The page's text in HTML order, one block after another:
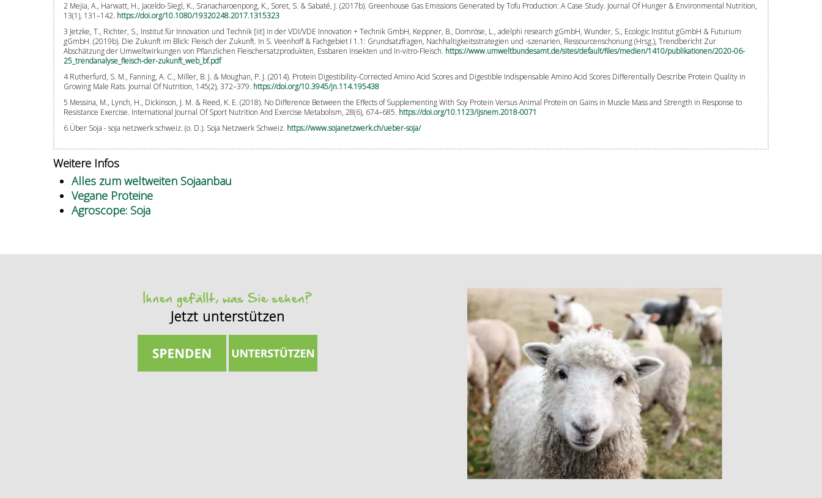
2 Mejia, A., Harwatt, H., Jaceldo-Siegl, K., Sranacharoenpong, K., Soret, S. & Sabaté, J. (2017b). Greenhouse Gas Emissions Generated by Tofu Production: A Case Study. Journal Of Hunger & Environmental Nutrition,
13(1), 131–142. https://doi.org/10.1080/19320248.2017.1315323
3 Jetzke, T., Richter, S., Institut für Innovation und Technik [iit] in der VDI/VDE Innovation + Technik GmbH, Keppner, B., Domröse, L., adelphi research gGmbH, Wunder, S., Ecologic Institut gGmbH & Futurium
gGmbH. (2019b). Die Zukunft im Blick: Fleisch der Zukunft. In S. Veenhoff & Fachgebiet I 1.1: Grundsatzfragen, Nachhaltigkeitsstrategien und -szenarien, Ressourcenschonung (Hrsg.), Trendbericht Zur
Abschätzung der Umweltwirkungen von Pflanzlichen Fleischersatzprodukten, Essbaren Insekten und In-vitro-Fleisch. https://www.umweltbundesamt.de/sites/default/files/medien/1410/publikationen/2020-06-
25_trendanalyse_fleisch-der-zukunft_web_bf.pdf
4 Rutherfurd, S. M., Fanning, A. C., Miller, B. J. & Moughan, P. J. (2014). Protein Digestibility-Corrected Amino Acid Scores and Digestible Indispensable Amino Acid Scores Differentially Describe Protein Quality in
Growing Male Rats. Journal Of Nutrition, 145(2), 372–379. https://doi.org/10.3945/jn.114.195438
5 Messina, M., Lynch, H., Dickinson, J. M. & Reed, K. E. (2018). No Difference Between the Effects of Supplementing With Soy Protein Versus Animal Protein on Gains in Muscle Mass and Strength in Response to
Resistance Exercise. International Journal Of Sport Nutrition And Exercise Metabolism, 28(6), 674–685. https://doi.org/10.1123/ijsnem.2018-0071
6 Über Soja - soja netzwerk schweiz. (o. D.). Soja Netzwerk Schweiz. https://www.sojanetzwerk.ch/ueber-soja/
Weitere Infos
Alles zum weltweiten Sojaanbau
Vegane Proteine
Agroscope: Soja
Ihnen gefällt, was Sie sehen?
Jetzt unterstützen